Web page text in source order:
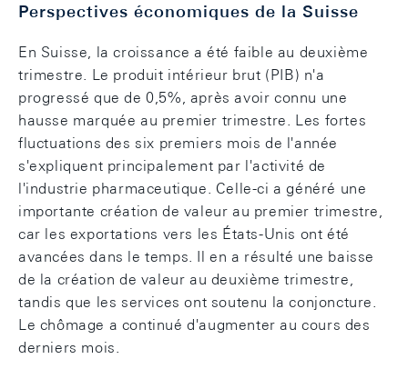
Perspectives économiques de la Suisse
En Suisse, la croissance a été faible au deuxième
trimestre. Le produit intérieur brut (PIB) n'a
progressé que de 0,5%, après avoir connu une
hausse marquée au premier trimestre. Les fortes
fluctuations des six premiers mois de l'année
s'expliquent principalement par l'activité de
l'industrie pharmaceutique. Celle-ci a généré une
importante création de valeur au premier trimestre,
car les exportations vers les États-Unis ont été
avancées dans le temps. Il en a résulté une baisse
de la création de valeur au deuxième trimestre,
tandis que les services ont soutenu la conjoncture.
Le chômage a continué d'augmenter au cours des
derniers mois.